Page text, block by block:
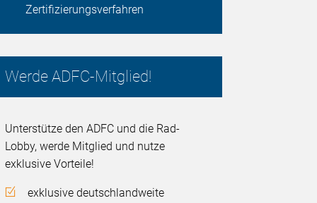
Zertifizierungsverfahren
Werde ADFC-Mitglied!
Unterstütze den ADFC und die Rad-
Lobby, werde Mitglied und nutze
exklusive Vorteile!
exklusive deutschlandweite